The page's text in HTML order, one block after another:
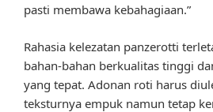
pasti membawa kebahagiaan.”
Rahasia kelezatan panzerotti
bahan-bahan berkualitas tinggi
yang tepat. Adonan roti harus
teksturnya empuk namun tetap